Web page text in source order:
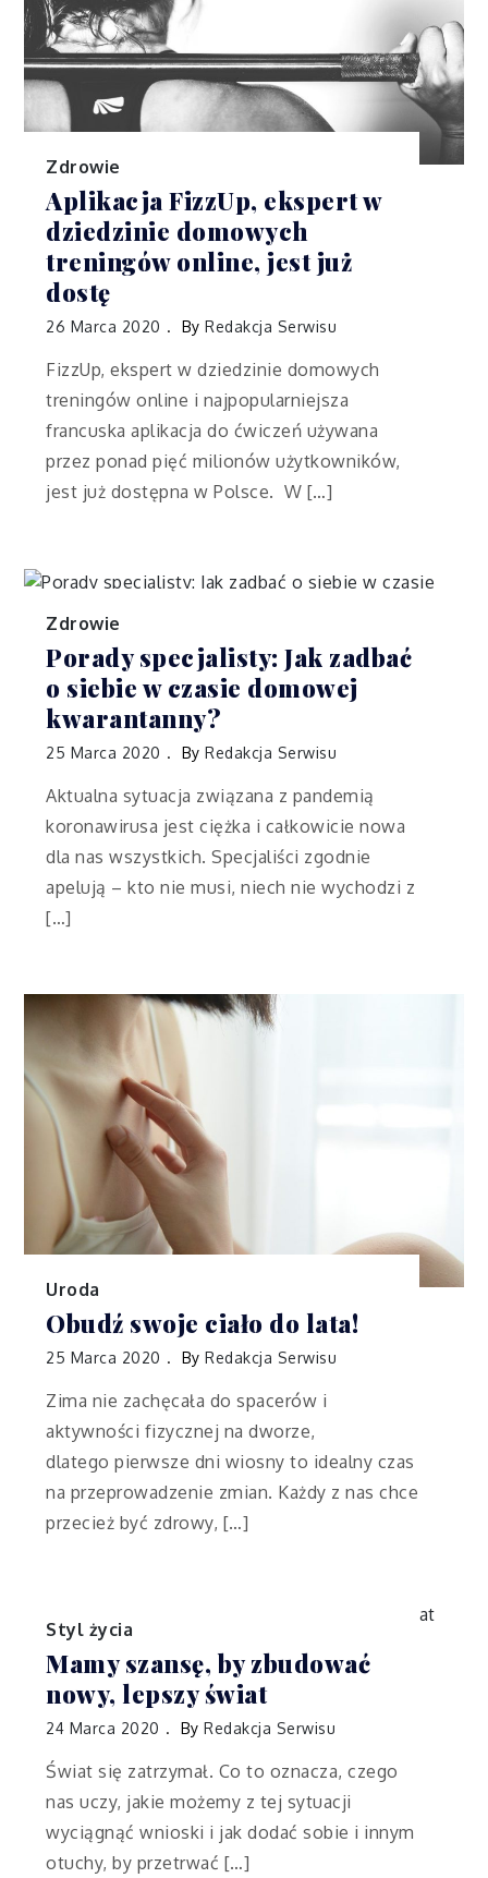
Zdrowie
Aplikacja FizzUp, ekspert w
dziedzinie domowych
treningów online, jest już
dostę
26 Marca 2020 ByRedakcja Serwisu
FizzUp, ekspert w dziedzinie domowych
treningów online i najpopularniejsza
francuska aplikacja do ćwiczeń używana
przez ponad pięć milionów użytkowników,
jest już dostępna w Polsce. W […]
Zdrowie
Porady specjalisty: Jak zadbać
o siebie w czasie domowej
kwarantanny?
25 Marca 2020 ByRedakcja Serwisu
Aktualna sytuacja związana z pandemią
koronawirusa jest ciężka i całkowicie nowa
dla nas wszystkich. Specjaliści zgodnie
apelują – kto nie musi, niech nie wychodzi z
[…]
Uroda
Obudź swoje ciało do lata!
25 Marca 2020 ByRedakcja Serwisu
Zima nie zachęcała do spacerów i
aktywności fizycznej na dworze,
dlatego pierwsze dni wiosny to idealny czas
na przeprowadzenie zmian. Każdy z nas chce
przecież być zdrowy, […]
Styl życia
Mamy szansę, by zbudować
nowy, lepszy świat
24 Marca 2020 ByRedakcja Serwisu
Świat się zatrzymał. Co to oznacza, czego
nas uczy, jakie możemy z tej sytuacji
wyciągnąć wnioski i jak dodać sobie i innym
otuchy, by przetrwać […]